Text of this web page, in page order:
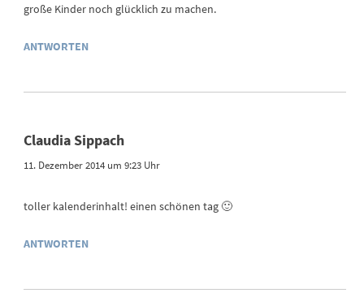
große Kinder noch glücklich zu machen.
ANTWORTEN
Claudia Sippach
11. Dezember 2014 um 9:23 Uhr
toller kalenderinhalt! einen schönen tag 🙂
ANTWORTEN